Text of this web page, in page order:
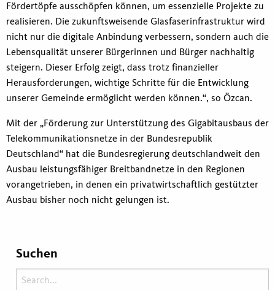
Fördertöpfe ausschöpfen können, um essenzielle Projekte zu
realisieren. Die zukunftsweisende Glasfaserinfrastruktur wird
nicht nur die digitale Anbindung verbessern, sondern auch die
Lebensqualität unserer Bürgerinnen und Bürger nachhaltig
steigern. Dieser Erfolg zeigt, dass trotz finanzieller
Herausforderungen, wichtige Schritte für die Entwicklung
unserer Gemeinde ermöglicht werden können.“, so Özcan.
Mit der „Förderung zur Unterstützung des Gigabitausbaus der
Telekommunikationsnetze in der Bundesrepublik
Deutschland“ hat die Bundesregierung deutschlandweit den
Ausbau leistungsfähiger Breitbandnetze in den Regionen
vorangetrieben, in denen ein privatwirtschaftlich gestützter
Ausbau bisher noch nicht gelungen ist.
Suchen